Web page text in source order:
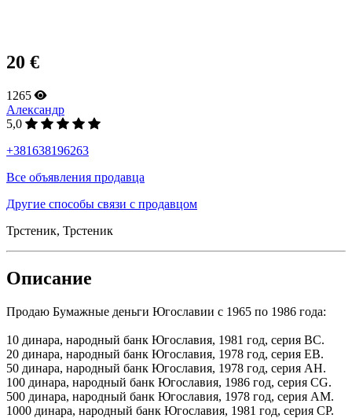
20 €
1265
Александр
5,0
+381638196263
Все объявления продавца
Другие способы связи с продавцом
Трстеник, Трстеник
Описание
Продаю Бумажные деньги Югославии с 1965 по 1986 года:
10 динара, народный банк Югославия, 1981 год, серия ВС.
20 динара, народный банк Югославия, 1978 год, серия ЕВ.
50 динара, народный банк Югославия, 1978 год, серия АН.
100 динара, народный банк Югославия, 1986 год, серия СG.
500 динара, народный банк Югославия, 1978 год, серия АМ.
1000 динара, народный банк Югославия, 1981 год, серия СР.